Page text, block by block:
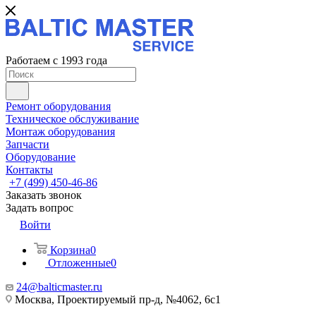
Работаем с 1993 года
Ремонт оборудования
Техническое обслуживание
Монтаж оборудования
Запчасти
Оборудование
Контакты
+7 (499) 450-46-86
Заказать звонок
Задать вопрос
Войти
Корзина0
Отложенные0
24@balticmaster.ru
Москва, Проектируемый пр-д, №4062, 6с1